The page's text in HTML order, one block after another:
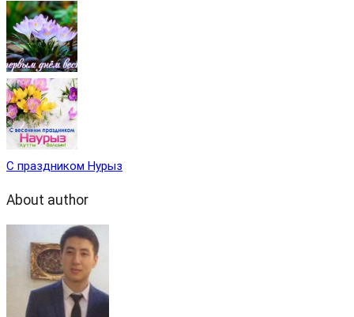
С праздником Нурыз
About author